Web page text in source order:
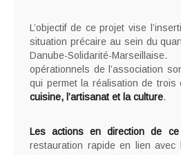
L’objectif de ce projet vise
situation précaire au sein du
Danube-Solidarité-
opérationnels de l’association
qui permet la réalisation de trois
cuisine, l’artisanat et la culture.
Les actions en direction de ce
restauration rapide en lien avec